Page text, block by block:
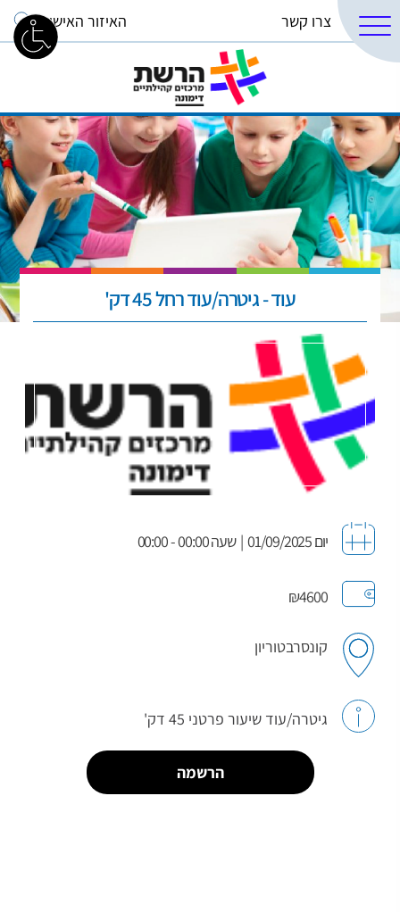
צרו קשר האיזור האישי
עוד - גיטרה/עוד רחל 45 דק'
יום 01/09/2025 | שעה 00:00 - 00:00
₪4600
קונסרבטוריון
גיטרה/עוד שיעור פרטני 45 דק'
הרשמה